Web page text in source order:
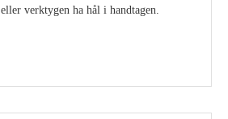
eller verktygen ha hål i handtagen.